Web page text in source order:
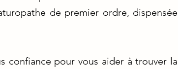
de premier ordre, dispensée
confiance pour vous aider à trouver la